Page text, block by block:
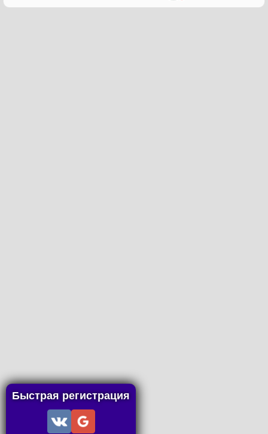
Быстрая регистрация